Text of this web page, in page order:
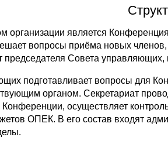
организации является
вопросы приёма новых
председателя Совета управляющих,
подготавливает вопросы для
органом. Секретариат
осуществляет
ОПЕК. В его состав входят